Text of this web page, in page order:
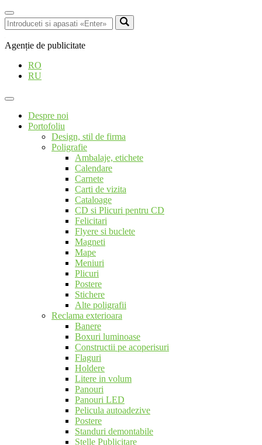
Agenție de publicitate
RO
RU
Despre noi
Portofoliu
Design, stil de firma
Poligrafie
Ambalaje, etichete
Calendare
Carnete
Carti de vizita
Cataloage
CD si Plicuri pentru CD
Felicitari
Flyere si buclete
Magneti
Mape
Meniuri
Plicuri
Postere
Stichere
Alte poligrafii
Reclama exterioara
Banere
Boxuri luminoase
Constructii pe acoperisuri
Flaguri
Holdere
Litere in volum
Panouri
Panouri LED
Pelicula autoadezive
Postere
Standuri demontabile
Stelle Publicitare